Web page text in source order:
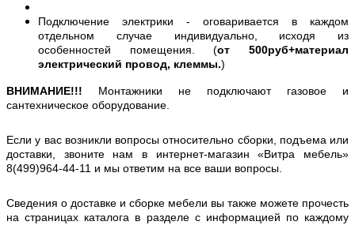
Подключение электрики - оговаривается в каждом
отдельном случае индивидуально, исходя из
особенностей помещения. (от 500руб+материал
электрический провод, клеммы.)
ВНИМАНИЕ!!! Монтажники не подключают газовое и
сантехническое оборудование.
Если у вас возникли вопросы относительно сборки, подъема или
доставки, звоните нам в интернет-магазин «Витра мебель»
8(499)964-44-11 и мы ответим на все ваши вопросы.
Сведения о доставке и сборке мебели вы также можете прочесть
на страницах каталога в разделе с информацией по каждому